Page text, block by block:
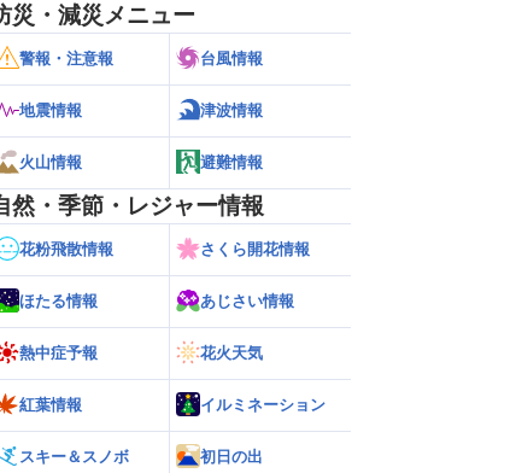
災・減災メニュー
警報・注意報 台風情報
地震情報 津波情報
火山情報 避難情報
然・季節・レジャー情報
花粉飛散情報 さくら開花情報
ほたる情報 あじさい情報
熱中症予報 花火天気
紅葉情報 イルミネーション
スキー＆スノボ 初日の出